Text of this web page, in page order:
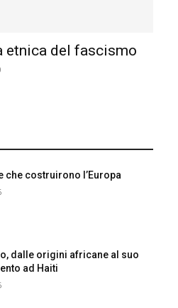
etnica del fascismo
che costruirono l’Europa
dalle origini africane al suo
ad Haiti